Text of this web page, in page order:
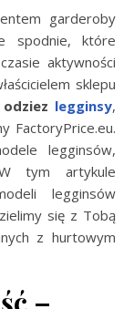
garderoby
spodnie, które
aktywności
sklepu
legginsy,
FactoryPrice.eu.
legginsów,
tym artykule
legginsów
się z Tobą
z hurtowym